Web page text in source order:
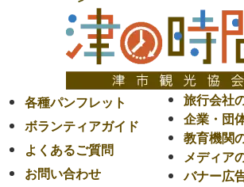
各種パンフレット
ボランティアガイド
よくあるご質問
お問い合わせ
旅行会社
企業・団
教育機関
メディア
バナー広